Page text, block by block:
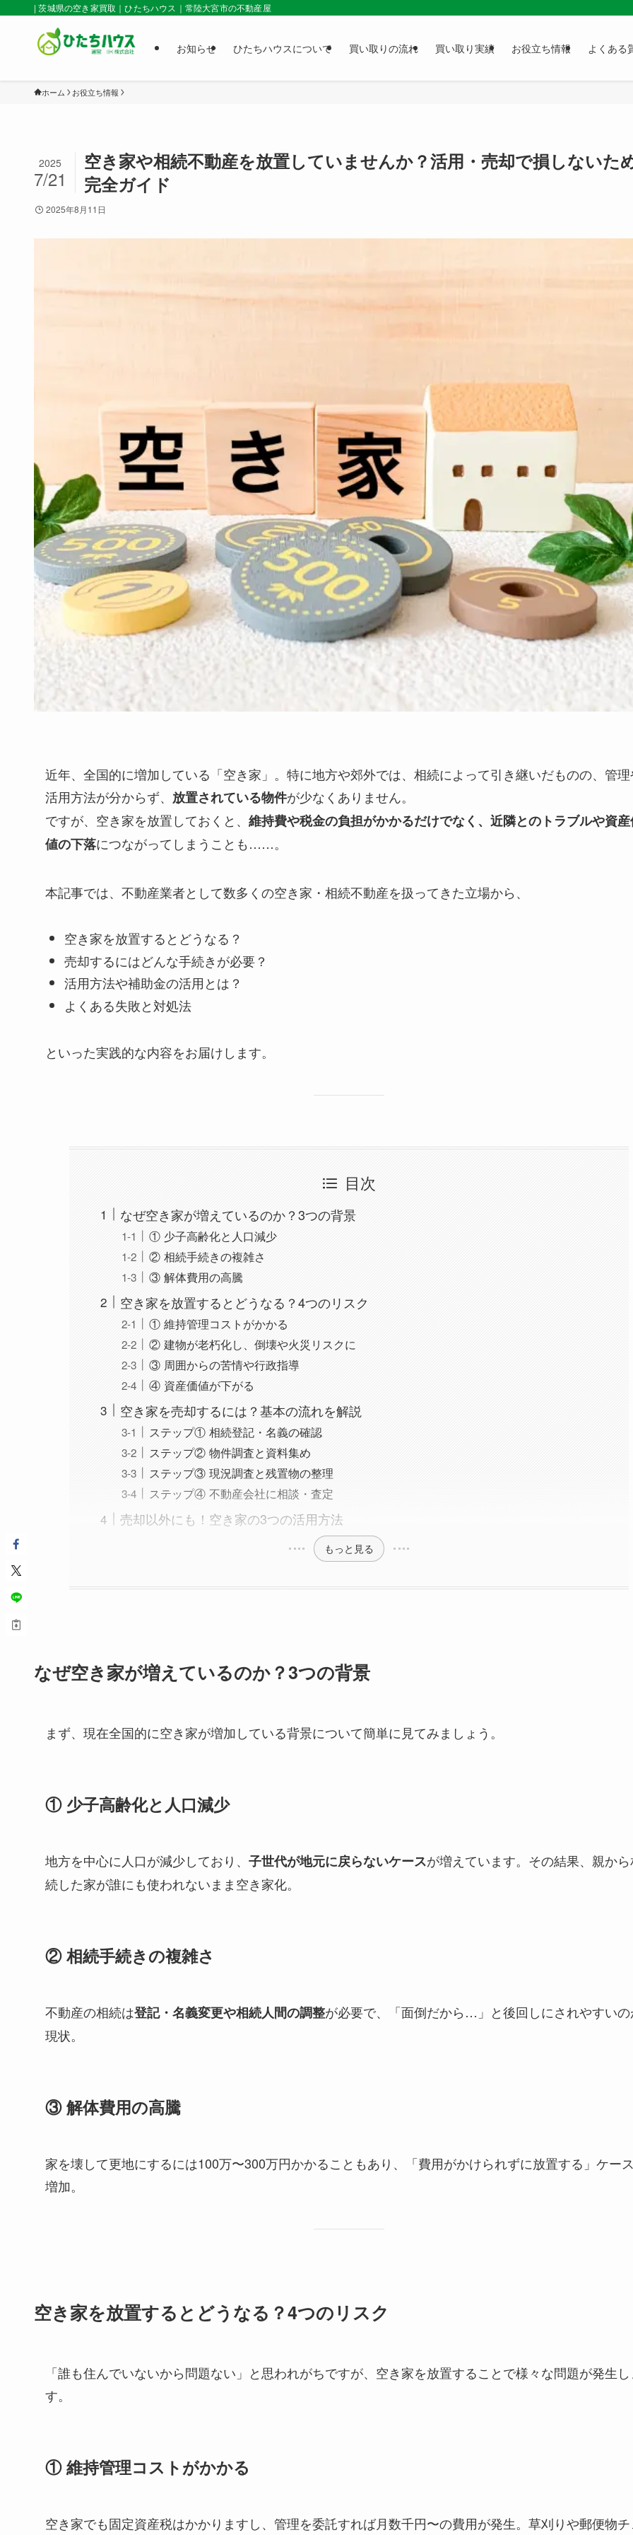
| 茨城県の空き家買取｜ひたちハウス｜常陸大宮市の不動産屋
お知らせ ひたちハウスについて 買い取りの流れ 買い取り実績 お役立ち情報 よくある
ホーム お役立ち情報
空き家や相続不動産を放置していませんか？活用・売却で損しないた
完全ガイド
2025
7/21
2025年8月11日
近年、全国的に増加している「空き家」。特に地方や郊外では、相続によって引き継いだものの、管
活用方法が分からず、 放置されている物件が少なくありません。
ですが、空き家を放置しておくと、 維持費や税金の負担がかかるだけでなく、近隣とのトラブルや資
値の下落につながってしまうことも……。
本記事では、不動産業者として数多くの空き家・相続不動産を扱ってきた立場から、
空き家を放置するとどうなる？
売却するにはどんな手続きが必要？
活用方法や補助金の活用とは？
よくある失敗と対処法
といった実践的な内容をお届けします。
目次
なぜ空き家が増えているのか？3つの背景
① 少子高齢化と人口減少
② 相続手続きの複雑さ
③ 解体費用の高騰
空き家を放置するとどうなる？4つのリスク
① 維持管理コストがかかる
② 建物が老朽化し、倒壊や火災リスクに
③ 周囲からの苦情や行政指導
④ 資産価値が下がる
空き家を売却するには？基本の流れを解説
ステップ① 相続登記・名義の確認
ステップ② 物件調査と資料集め
ステップ③ 現況調査と残置物の整理
ステップ④ 不動産会社に相談・査定
売却以外にも！空き家の3つの活用方法
もっと見る
なぜ空き家が増えているのか？3つの背景
まず、現在全国的に空き家が増加している背景について簡単に見てみましょう。
① 少子高齢化と人口減少
地方を中心に人口が減少しており、 子世代が地元に戻らないケースが増えています。その結果、親か
続した家が誰にも使われないまま空き家化。
② 相続手続きの複雑さ
不動産の相続は登記・名義変更や相続人間の調整が必要で、「面倒だから…」と後回しにされやすい
現状。
③ 解体費用の高騰
家を壊して更地にするには100万〜300万円かかることもあり、「費用がかけられずに放置する」ケー
増加。
空き家を放置するとどうなる？4つのリスク
「誰も住んでいないから問題ない」と思われがちですが、空き家を放置することで様々な問題が発生
す。
① 維持管理コストがかかる
空き家でも固定資産税はかかりますし、管理を委託すれば月数千円〜の費用が発生。草刈りや郵便物